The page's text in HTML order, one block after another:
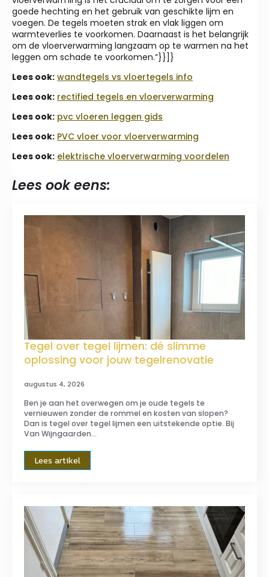
goede hechting en het gebruik van geschikte lijm en
voegen. De tegels moeten strak en vlak liggen om
warmteverlies te voorkomen. Daarnaast is het belangrijk
om de vloerverwarming langzaam op te warmen na het
leggen om schade te voorkomen.”}}]}
Lees ook: wandtegels vs vloertegels info
Lees ook: rectified tegels en vloerverwarming
Lees ook: pvc vloeren leggen gids
Lees ook: PVC vloer voor vloerverwarming
Lees ook: elektrische vloerverwarming voordelen
Lees ook eens:
Tegel over tegel lijmen: dé slimme
oplossing voor jouw tegelrenovatie
augustus 4, 2026
Ben je aan het overwegen om je oude tegels te
vernieuwen zonder de rommel en kosten van slopen?
Dan is tegel over tegel lijmen een uitstekende optie. Bij
Van Wijngaarden…
Lees artikel